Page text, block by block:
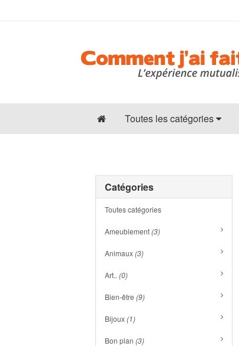
Toutes les catégories
Catégories
Toutes catégories
Ameublement(3)
Animaux(3)
Art.. (0)
Bien-être (9)
Bijoux(1)
Bon plan (3)